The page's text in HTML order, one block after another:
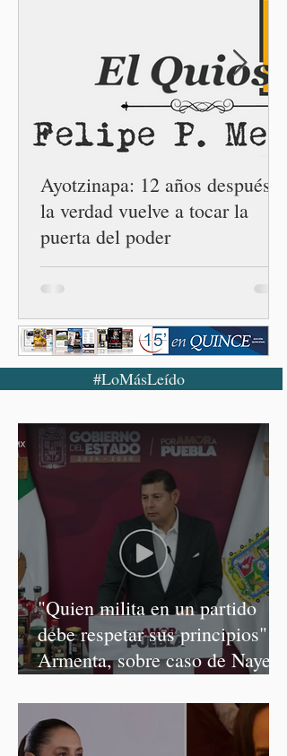
Igualdad, Bienestar, Redes,
Emancipación) número 62 y
la Casa Carmen Serdán
número 25 en el estado, la
cuarta en la c
Ayotzinapa: 12 años después,
la verdad vuelve a tocar la
puerta del poder
#LoMásLeído
"Quien milita en un partido
debe respetar sus principios":
Armenta, sobre caso de Nayeli